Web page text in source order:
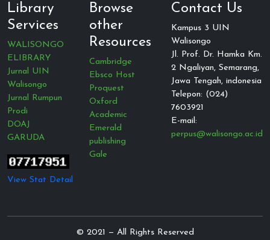
Library
Services
WALISONGO
ELIBRARY
Jurnal UIN
Walisongo
Jurnal Rumpun
Prodi
DOAJ
GARUDA
View Stat Detail
Browse
other
Resources
Cambridge
Ebsco Host
Proquest
Oxford
Academic
Emerald
publishing
Gale
Contact Us
Kampus 3 UIN
Walisongo
Jl. Prof. Dr. Hamka Km.
2 Ngaliyan, Semarang,
Jawa Tengah, indonesia
Telepon: (024)
7603921
E-mail:
perpus@walisongo.ac.id
© 2021 — All Rights Reserved